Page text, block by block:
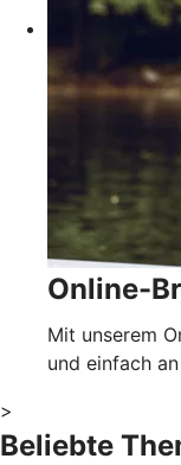
Online-
Mit unserem
und einfach
>
Beliebte